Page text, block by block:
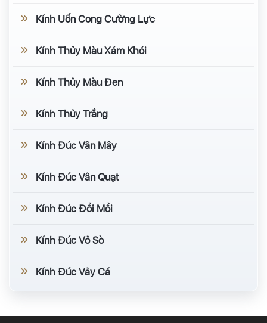
Kính Uốn Cong Cường Lực
Kính Thủy Màu Xám Khói
Kính Thủy Màu Đen
Kính Thủy Trắng
Kính Đúc Vân Mây
Kính Đúc Vân Quạt
Kính Đúc Đồi Mồi
Kính Đúc Vỏ Sò
Kính Đúc Vảy Cá